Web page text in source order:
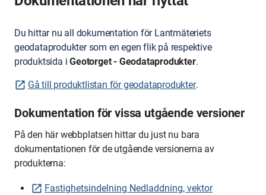
Du hittar nu all dokumentation för Lantmäteriets
geodataprodukter som en egen flik på respektive
produktsida i Geotorget - Geodataprodukter.
Gå till produktlistan för geodataprodukter.
Dokumentation för vissa utgående versioner
På den här webbplatsen hittar du just nu bara
dokumentationen för de utgående versionerna av
produkterna:
Fastighetsindelning Nedladdning, vektor